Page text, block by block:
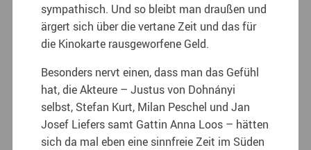
sympathisch. Und so bleibt man draußen und
ärgert sich über die vertane Zeit und das für
die Kinokarte rausgeworfene Geld.
Besonders nervt einen, dass man das Gefühl
hat, die Akteure – Justus von Dohnányi
selbst, Stefan Kurt, Milan Peschel und Jan
Josef Liefers samt Gattin Anna Loos – hätten
sich da mal eben eine sinnfreie Zeit im Süden